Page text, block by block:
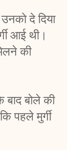
दे दिया
आई थी।
की
बाद बोले की
पहले मुर्गी